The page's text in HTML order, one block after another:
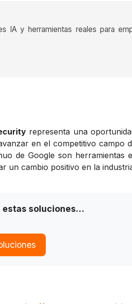
IA y herramientas reales para
representa una
en el competitivo campo
de Google son herramientas
un cambio positivo en la
estas soluciones…